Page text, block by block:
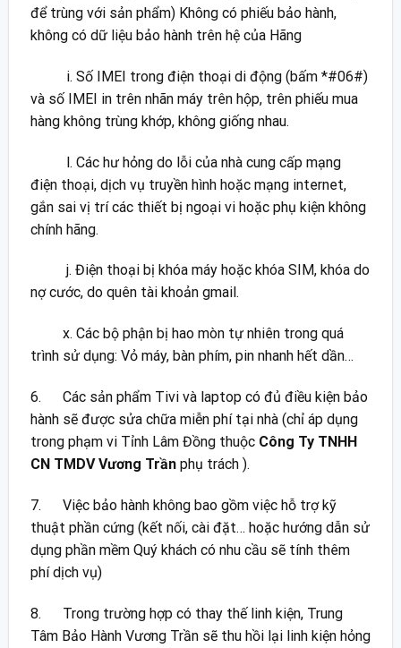
để trùng với sản phẩm) Không có phiếu bảo hành,
không có dữ liệu bảo hành trên hệ của Hãng
i. Số IMEI trong điện thoại di động (bấm *#06#)
và số IMEI in trên nhãn máy trên hộp, trên phiếu mua
hàng không trùng khớp, không giống nhau.
l. Các hư hỏng do lỗi của nhà cung cấp mạng
điện thoại, dịch vụ truyền hình hoặc mạng internet,
gắn sai vị trí các thiết bị ngoại vi hoặc phụ kiện không
chính hãng.
j. Điện thoại bị khóa máy hoặc khóa SIM, khóa do
nợ cước, do quên tài khoản gmail.
x. Các bộ phận bị hao mòn tự nhiên trong quá
trình sử dụng: Vỏ máy, bàn phím, pin nhanh hết dần…
6. Các sản phẩm Tivi và laptop có đủ điều kiện bảo
hành sẽ được sửa chữa miễn phí tại nhà (chỉ áp dụng
trong phạm vi Tỉnh Lâm Đồng thuộc Công Ty TNHH
CN TMDV Vương Trần phụ trách ).
7. Việc bảo hành không bao gồm việc hỗ trợ kỹ
thuật phần cứng (kết nối, cài đặt… hoặc hướng dẫn sử
dụng phần mềm Quý khách có nhu cầu sẽ tính thêm
phí dịch vụ)
8. Trong trường hợp có thay thế linh kiện, Trung
Tâm Bảo Hành Vương Trần sẽ thu hồi lại linh kiện hỏng